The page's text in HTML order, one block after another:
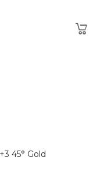
45° Gold